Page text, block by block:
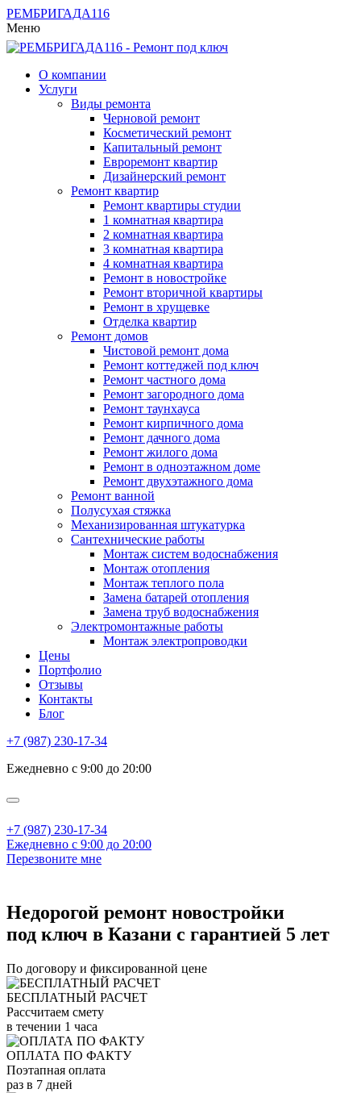
РЕМБРИГАДА116
Меню
О компании
Услуги
Виды ремонта
Черновой ремонт
Косметический ремонт
Капитальный ремонт
Евроремонт квартир
Дизайнерский ремонт
Ремонт квартир
Ремонт квартиры студии
1 комнатная квартира
2 комнатная квартира
3 комнатная квартира
4 комнатная квартира
Ремонт в новостройке
Ремонт вторичной квартиры
Ремонт в хрущевке
Отделка квартир
Ремонт домов
Чистовой ремонт дома
Ремонт коттеджей под ключ
Ремонт частного дома
Ремонт загородного дома
Ремонт таунхауса
Ремонт кирпичного дома
Ремонт дачного дома
Ремонт жилого дома
Ремонт в одноэтажном доме
Ремонт двухэтажного дома
Ремонт ванной
Полусухая стяжка
Механизированная штукатурка
Сантехнические работы
Монтаж систем водоснабжения
Монтаж отопления
Монтаж теплого пола
Замена батарей отопления
Замена труб водоснабжения
Электромонтажные работы
Монтаж электропроводки
Цены
Портфолио
Отзывы
Контакты
Блог
+7 (987) 230-17-34
Ежедневно с 9:00 до 20:00
+7 (987) 230-17-34
Ежедневно с 9:00 до 20:00
Перезвоните мне
Недорогой ремонт новостройки
под ключ в Казани с гарантией 5 лет
По договору и фиксированной цене
БЕСПЛАТНЫЙ РАСЧЕТ
Рассчитаем смету
в течении 1 часа
ОПЛАТА ПО ФАКТУ
Поэтапная оплата
раз в 7 дней